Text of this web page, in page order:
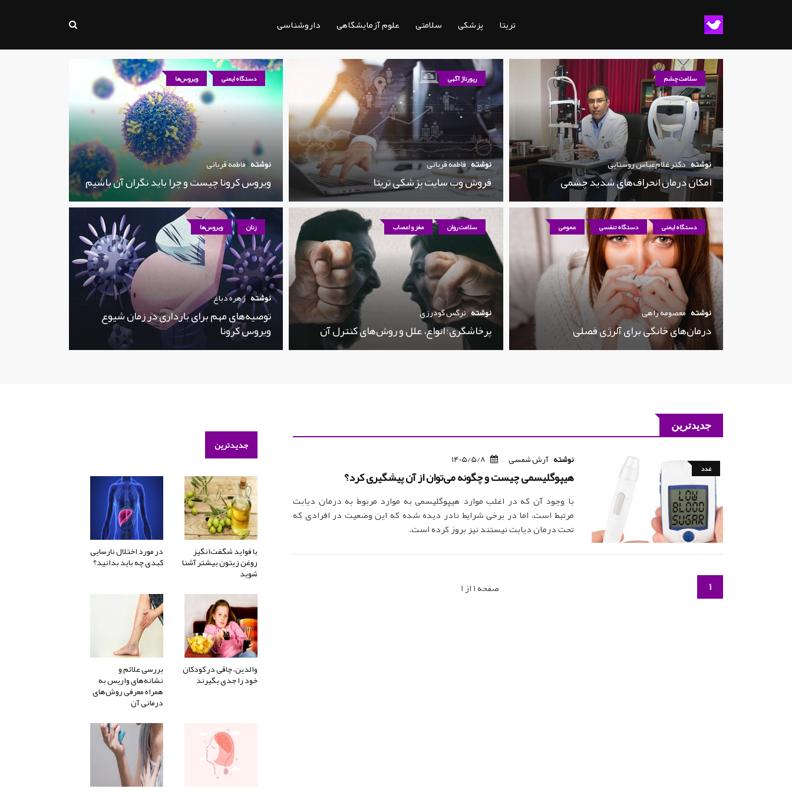
تریتا پزشکی سلامتی علوم آزمایشگاهی داروشناسی
سلامت چشم
نوشته دکتر غلام‌عباس روستایی
امکان درمان انحراف‌های شدید چشمی
رپورتاژ آگهی
نوشته فاطمه قربانی
فروش وب سایت پزشکی تریتا
دستگاه ایمنی ویروس‌ها
نوشته فاطمه قربانی
ویروس کرونا چیست و چرا باید نگران آن باشیم
دستگاه ایمنی دستگاه تنفسی عمومی
نوشته معصومه راهی
درمان‌های خانگی برای آلرژی فصلی
سلامت روان مغز و اعصاب
نوشته نرگس گودرزی
پرخاشگری؛ انواع، علل و روش‌های کنترل آن
زنان ویروس‌ها
نوشته زهره دباغ
توصیه‌های مهم برای بارداری در زمان شیوع
ویروس کرونا
جدیدترین
غدد
نوشته آرش شمسی 1405/5/8
هیپوگلیسمی چیست و چگونه می‌توان از آن پیشگیری کرد؟
با وجود آن که در اغلب موارد هیپوگلیسمی به موارد مربوط به درمان دیابت
مرتبط است، اما در برخی شرایط نادر دیده شده که این وضعیت در افرادی که
تحت درمان دیابت نیستند نیز بروز کرده است.
1 صفحه 1 از 1
جدیدترین
با فواید شگفت‌انگیز
روغن زیتون بیشتر آشنا
شوید
در مورد اختلال نارسایی
کبدی چه باید بدانید؟
والدین، چاقی در کودکان
خود را جدی بگیرند
بررسی علائم و
نشانه‌های واریس به
همراه معرفی روش‌های
درمانی آن